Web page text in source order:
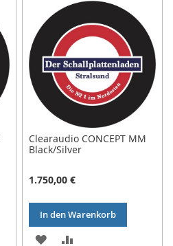
HINZUFÜGENHINZUFÜGEN
Clearaudio CONCEPT MM
Black/Silver
1.750,00 €
In den Warenkorb
ZUR